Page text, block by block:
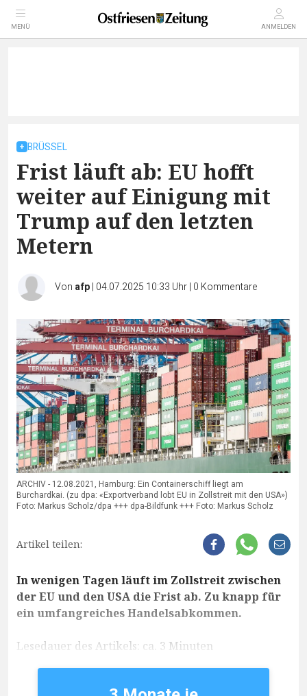
MENÜ ANMELDEN
BRÜSSEL
Frist läuft ab: EU hofft
weiter auf Einigung mit
Trump auf den letzten
Metern
Von afp| 04.07.2025 10:33 Uhr| 0 Kommentare
ARCHIV - 12.08.2021, Hamburg: Ein Containerschiff liegt am
Burchardkai. (zu dpa: «Exportverband lobt EU in Zollstreit mit den USA»)
Foto: Markus Scholz/dpa +++ dpa-Bildfunk +++ Foto: Markus Scholz
Artikel teilen:
In wenigen Tagen läuft im Zollstreit zwischen
der EU und den USA die Frist ab. Zu knapp für
ein umfangreiches Handelsabkommen.
Lesedauer des Artikels: ca. 3 Minuten